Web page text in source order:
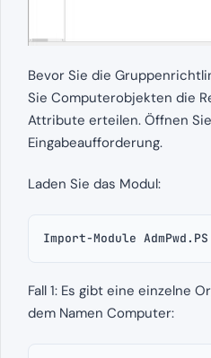
Bevor Sie die
Sie Computerobjekten die
Attribute erteilen. Öffnen
Eingabeaufforderung.
Laden Sie das Modul:
Import-Module AdmPwd.PS
Fall 1: Es gibt eine einzelne
dem Namen Computer: